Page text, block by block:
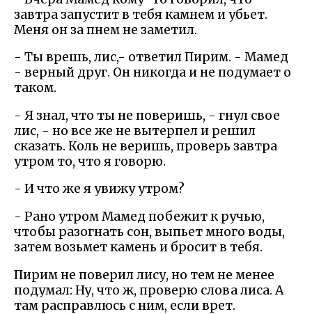
завтра запустит в тебя камнем и убьет.
Меня он за пнем не заметил.
- Ты врешь, лис,- ответил Пирим. - Мамед
- верный друг. Он никогда и не подумает о
таком.
- Я знал, что ты не поверишь, - гнул свое
лис, - но все же не вытерпел и решил
сказать. Коль не веришь, проверь завтра
утром то, что я говорю.
- И что же я увижу утром?
- Рано утром Мамед побежит к ручью,
чтобы разогнать сон, выпьет много воды,
затем возьмет камень и бросит в тебя.
Пирим не поверил лису, но тем не менее
подумал: Ну, что ж, проверю слова лиса. А
там расправлюсь с ним, если врет.